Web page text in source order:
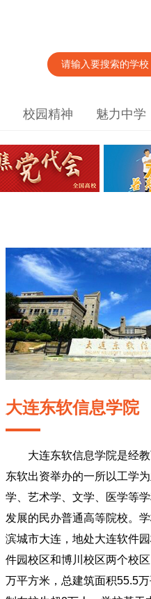
校园精神 魅力中学
大连东软信息学院
大连东软信息学院是经
东软出资举办的一所以工学
学、艺术学、文学、医学等
发展的民办普通高等院校。
滨城市大连，地处大连软件
件园校区和博川校区两个校
万平方米，总建筑面积55.5